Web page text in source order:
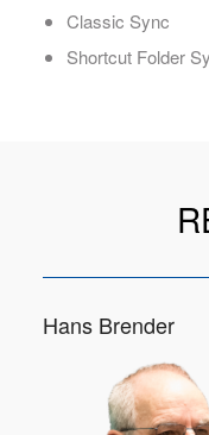
Classic Sync
Shortcut Folder
Hans Brender